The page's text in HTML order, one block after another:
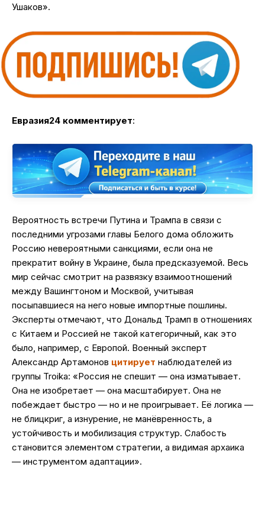
Ушаков».
Евразия24 комментирует:
Вероятность встречи Путина и Трампа в связи с
последними угрозами главы Белого дома обложить
Россию невероятными санкциями, если она не
прекратит войну в Украине, была предсказуемой. Весь
мир сейчас смотрит на развязку взаимоотношений
между Вашингтоном и Москвой, учитывая
посыпавшиеся на него новые импортные пошлины.
Эксперты отмечают, что Дональд Трамп в отношениях
с Китаем и Россией не такой категоричный, как это
было, например, с Европой. Военный эксперт
Александр Артамонов цитирует наблюдателей из
группы Troika: «Россия не спешит — она изматывает.
Она не изобретает — она масштабирует. Она не
побеждает быстро — но и не проигрывает. Её логика —
не блицкриг, а изнурение, не манёвренность, а
устойчивость и мобилизация структур. Слабость
становится элементом стратегии, а видимая архаика
— инструментом адаптации».